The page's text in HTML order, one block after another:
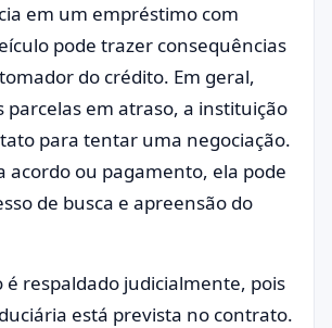
em um empréstimo com
pode trazer consequências
do crédito. Em geral,
parcelas em atraso, a instituição
para tentar uma negociação.
acordo ou pagamento, ela pode
de busca e apreensão do
é respaldado judicialmente, pois
está prevista no contrato.